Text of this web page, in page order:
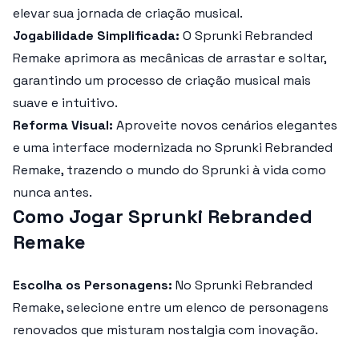
elevar sua jornada de criação musical.
Jogabilidade Simplificada: O Sprunki Rebranded
Remake aprimora as mecânicas de arrastar e soltar,
garantindo um processo de criação musical mais
suave e intuitivo.
Reforma Visual: Aproveite novos cenários elegantes
e uma interface modernizada no Sprunki Rebranded
Remake, trazendo o mundo do Sprunki à vida como
nunca antes.
Como Jogar Sprunki Rebranded
Remake
Escolha os Personagens: No Sprunki Rebranded
Remake, selecione entre um elenco de personagens
renovados que misturam nostalgia com inovação.